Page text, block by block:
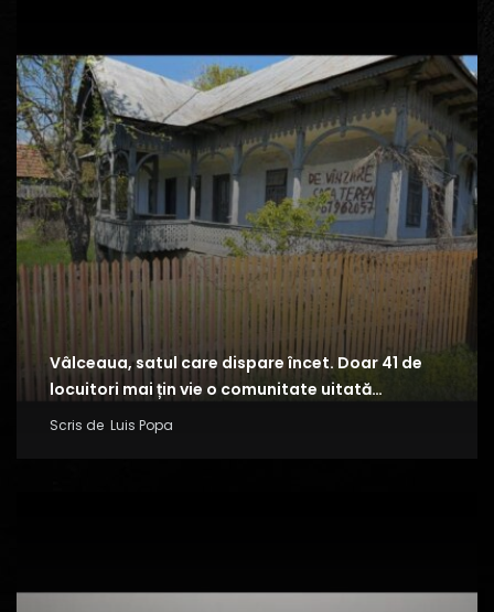
Vâlceaua, satul care dispare încet. Doar 41 de
locuitori mai țin vie o comunitate uitată…
Scris de Luis Popa